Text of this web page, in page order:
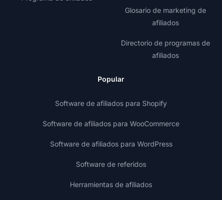
Glosario de marketing de
afiliados
Directorio de programas de
afiliados
Popular
Software de afiliados para Shopify
Software de afiliados para WooCommerce
Software de afiliados para WordPress
Software de referidos
Herramientas de afiliados